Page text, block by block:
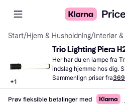
Start/Hjem & Husholdning/ Interiør
+1
Trio Lighting Piera
Her har du en lampe fra
indslag hjemme hos dig.
derhjemme med denne
Sammenlign priser fra
Prøv fleksible betalinger med